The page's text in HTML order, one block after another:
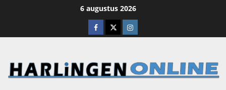
6 augustus 2026
Facebook
X Instagram